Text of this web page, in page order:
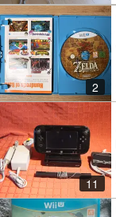
2
11